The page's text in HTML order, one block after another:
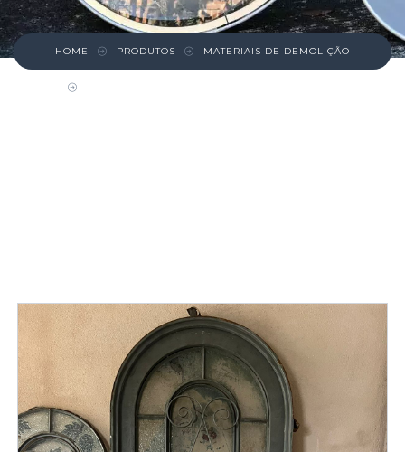
HOME PRODUTOS MATERIAIS DE DEMOLIÇÃO